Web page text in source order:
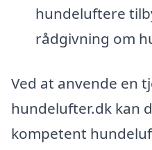
hundeluftere
rådgivning om
Ved at anvende en
hundelufter.dk kan
kompetent